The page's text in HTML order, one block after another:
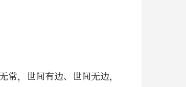
常，世间有边、世间无边，